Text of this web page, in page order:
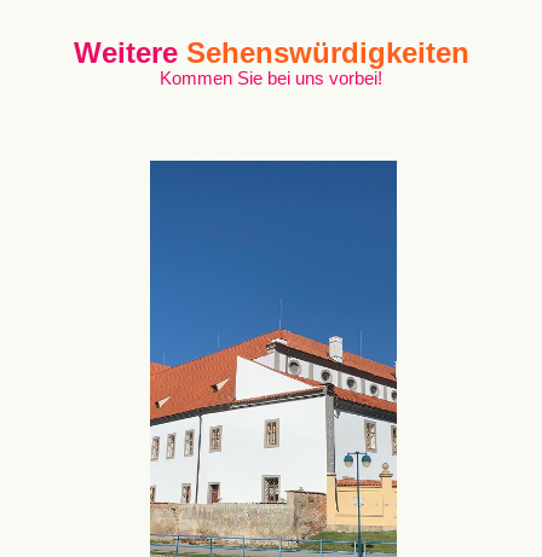
Weitere Sehenswürdigkeiten
Kommen Sie bei uns vorbei!